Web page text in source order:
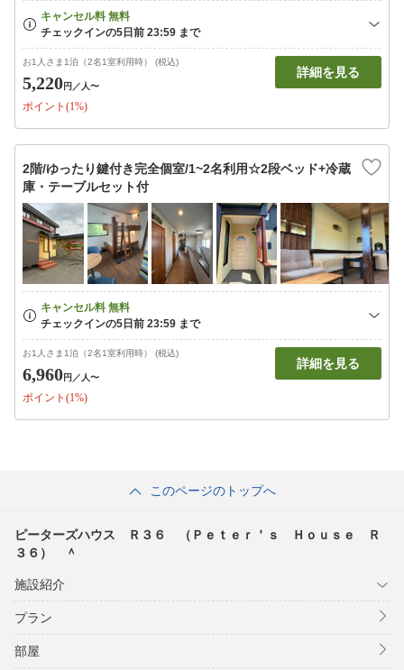
お1人さま1泊（2名1室利用時） (税込)
5,220円 ／人〜
ポイント(1%)
詳細を見る
2階/ゆったり鍵付き完全個室/1~2名利用☆2段ベッド+冷蔵
庫・テーブルセット付
お1人さま1泊（2名1室利用時） (税込)
6,960円 ／人〜
ポイント(1%)
詳細を見る
このページのトップへ
ピーターズハウス Ｒ３６ （Ｐｅｔｅｒ＇ｓ Ｈｏｕｓｅ Ｒ
３６） ＾
施設紹介
プラン
部屋